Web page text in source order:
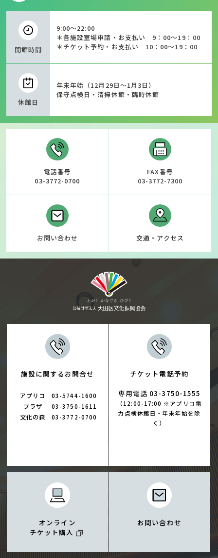
開館時間
9:00～22:00
＊各施設室場申請・お支払い 9：00～19：00
＊チケット予約・お支払い 10：00～19：00
休館日
年末年始（12月29日～1月3日）
保守点検日・清掃休館・臨時休館
電話番号
03-3772-0700
FAX番号
03-3772-7300
お問い合わせ 交通・アクセス
施設に関するお問合せ
アプリコ 03-5744-1600
プラザ 03-3750-1611
文化の森 03-3772-0700
チケット電話予約
専用電話 03-3750-1555
（12:00-17:00 ※アプリコ電
力点検休館日・年末年始を除
く）
オンライン
チケット購入
お問い合わせ